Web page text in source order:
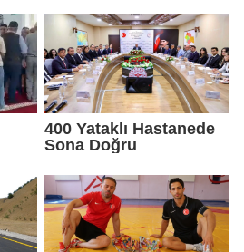
400 Yataklı Hastanede
Sona Doğru